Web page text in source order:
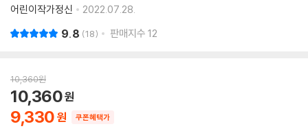
어린이작가정신
2022.07.28.
9.8 18 판매지수 12
10,360원
9,330
10,360
쿠폰혜택가